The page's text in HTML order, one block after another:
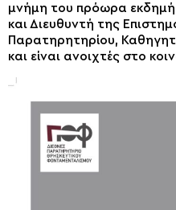
μνήμη του πρόωρα
και Διευθυντή της
Παρατηρητηρίου,
και είναι ανοιχτές στο